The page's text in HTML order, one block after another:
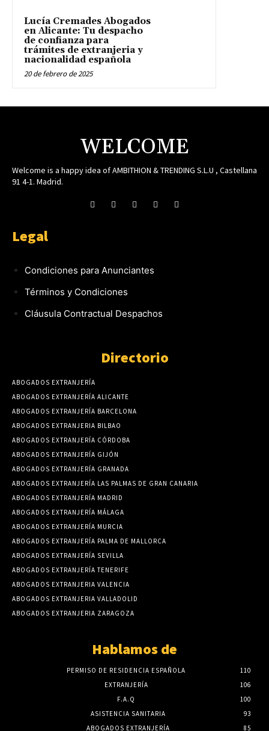
Lucía Cremades Abogados
en Alicante: Tu despacho
de confianza para
trámites de extranjeria y
nacionalidad española
20 de febrero de 2025
WELCOME
Welcome is a happy idea of AMBITHION & TRENDING S.L.U , Castellana
91 4-1. Madrid.
Legal
Condiciones para Anunciantes
Términos y Condiciones
Cláusula Contractual Despachos
Directorio
ABOGADOS EXTRANJERÍA
ABOGADOS EXTRANJERÍA ALICANTE
ABOGADOS EXTRANJERÍA BARCELONA
ABOGADOS EXTRANJERIA BILBAO
ABOGADOS EXTRANJERÍA CÓRDOBA
ABOGADOS EXTRANJERÍA GIJÓN
ABOGADOS EXTRANJERÍA GRANADA
ABOGADOS EXTRANJERÍA LAS PALMAS DE GRAN CANARIA
ABOGADOS EXTRANJERÍA MADRID
ABOGADOS EXTRANJERÍA MÁLAGA
ABOGADOS EXTRANJERÍA MURCIA
ABOGADOS EXTRANJERÍA PALMA DE MALLORCA
ABOGADOS EXTRANJERÍA SEVILLA
ABOGADOS EXTRANJERÍA TENERIFE
ABOGADOS EXTRANJERIA VALENCIA
ABOGADOS EXTRANJERIA VALLADOLID
ABOGADOS EXTRANJERIA ZARAGOZA
Hablamos de
PERMISO DE RESIDENCIA ESPAÑOLA
110
EXTRANJERÍA
106
F.A.Q
100
ASISTENCIA SANITARIA
93
ABOGADOS EXTRANJERÍA
85